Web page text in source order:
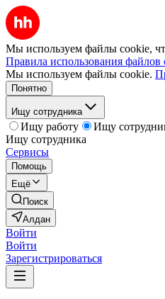
Мы используем файлы cookie,
Правила использования файлов
Мы используем файлы cookie.
Понятно
Ищу сотрудника
Ищу работу
Ищу
Ищу сотрудника
Сервисы
Помощь
Ещё
Поиск
Алдан
Войти
Войти
Зарегистрироваться